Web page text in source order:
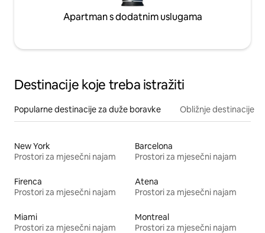
Apartman s dodatnim uslugama
Destinacije koje treba istražiti
Popularne destinacije za duže boravke Obližnje destinacije
New York
Prostori za mjesečni najam
Barcelona
Prostori za mjesečni najam
Firenca
Prostori za mjesečni najam
Atena
Prostori za mjesečni najam
Miami
Prostori za mjesečni najam
Montreal
Prostori za mjesečni najam